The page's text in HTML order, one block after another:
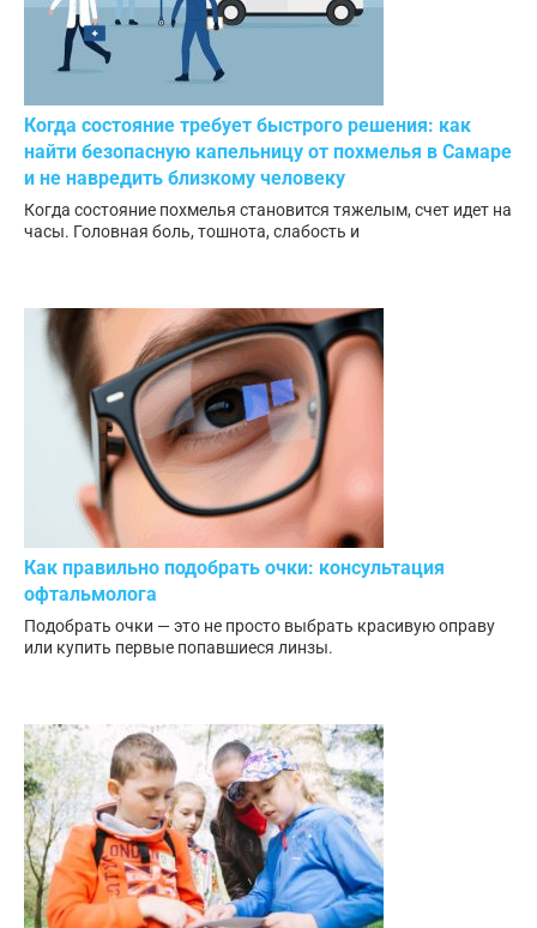
Когда состояние требует быстрого решения: как
найти безопасную капельницу от похмелья в Самаре
и не навредить близкому человеку
Когда состояние похмелья становится тяжелым, счет идет на
часы. Головная боль, тошнота, слабость и
Как правильно подобрать очки: консультация
офтальмолога
Подобрать очки — это не просто выбрать красивую оправу
или купить первые попавшиеся линзы.